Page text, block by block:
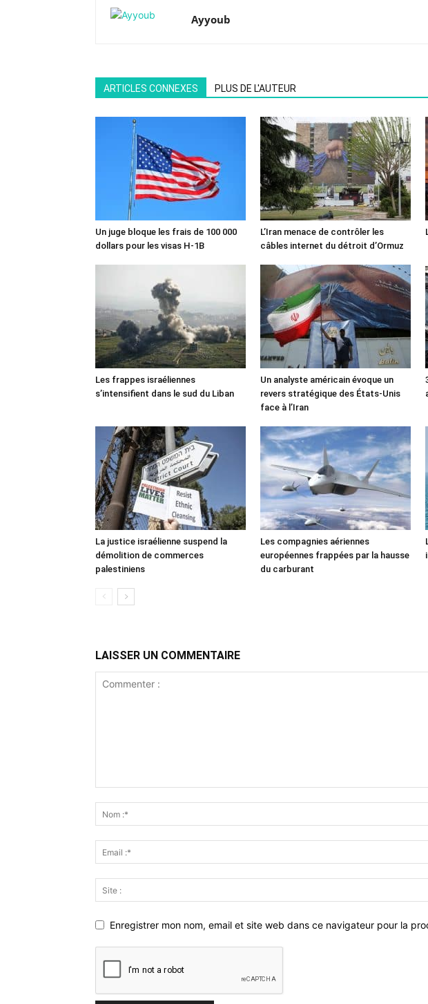
Ayyoub
ARTICLES CONNEXES PLUS DE L'AUTEUR
Un juge bloque les frais de 100 000
dollars pour les visas H-1B
L’Iran menace de contrôler les
câbles internet du détroit d’Ormuz
Les frappes israéliennes
s’intensifient dans le sud du Liban
Un analyste américain évoque un
revers stratégique des États-Unis
face à l’Iran
La justice israélienne suspend la
démolition de commerces
palestiniens
Les compagnies aériennes
européennes frappées par la hausse
du carburant
LAISSER UN COMMENTAIRE
Enregistrer mon nom, email et site web dans ce navigateur pour la